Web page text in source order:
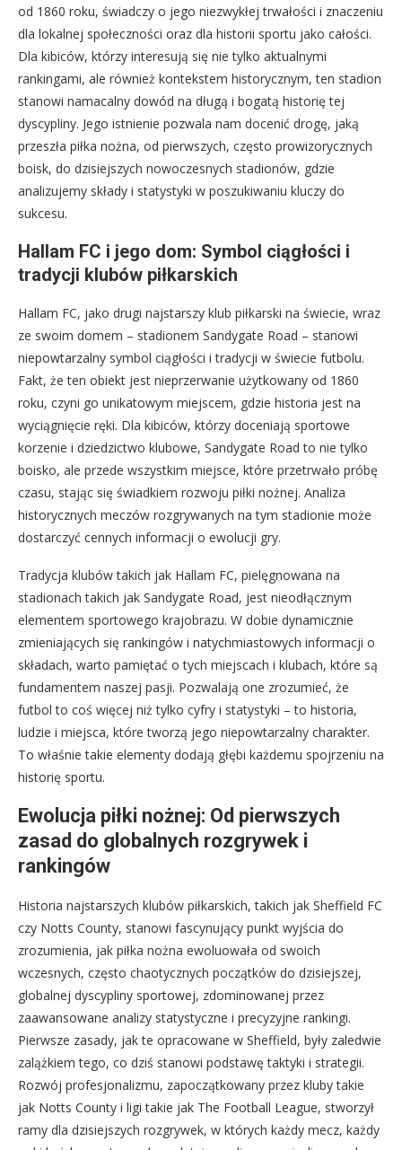
od 1860 roku, świadczy o jego niezwykłej trwałości i znaczeniu
dla lokalnej społeczności oraz dla historii sportu jako całości.
Dla kibiców, którzy interesują się nie tylko aktualnymi
rankingami, ale również kontekstem historycznym, ten stadion
stanowi namacalny dowód na długą i bogatą historię tej
dyscypliny. Jego istnienie pozwala nam docenić drogę, jaką
przeszła piłka nożna, od pierwszych, często prowizorycznych
boisk, do dzisiejszych nowoczesnych stadionów, gdzie
analizujemy składy i statystyki w poszukiwaniu kluczy do
sukcesu.
Hallam FC i jego dom: Symbol ciągłości i
tradycji klubów piłkarskich
Hallam FC, jako drugi najstarszy klub piłkarski na świecie, wraz
ze swoim domem – stadionem Sandygate Road – stanowi
niepowtarzalny symbol ciągłości i tradycji w świecie futbolu.
Fakt, że ten obiekt jest nieprzerwanie użytkowany od 1860
roku, czyni go unikatowym miejscem, gdzie historia jest na
wyciągnięcie ręki. Dla kibiców, którzy doceniają sportowe
korzenie i dziedzictwo klubowe, Sandygate Road to nie tylko
boisko, ale przede wszystkim miejsce, które przetrwało próbę
czasu, stając się świadkiem rozwoju piłki nożnej. Analiza
historycznych meczów rozgrywanych na tym stadionie może
dostarczyć cennych informacji o ewolucji gry.
Tradycja klubów takich jak Hallam FC, pielęgnowana na
stadionach takich jak Sandygate Road, jest nieodłącznym
elementem sportowego krajobrazu. W dobie dynamicznie
zmieniających się rankingów i natychmiastowych informacji o
składach, warto pamiętać o tych miejscach i klubach, które są
fundamentem naszej pasji. Pozwalają one zrozumieć, że
futbol to coś więcej niż tylko cyfry i statystyki – to historia,
ludzie i miejsca, które tworzą jego niepowtarzalny charakter.
To właśnie takie elementy dodają głębi każdemu spojrzeniu na
historię sportu.
Ewolucja piłki nożnej: Od pierwszych
zasad do globalnych rozgrywek i
rankingów
Historia najstarszych klubów piłkarskich, takich jak Sheffield FC
czy Notts County, stanowi fascynujący punkt wyjścia do
zrozumienia, jak piłka nożna ewoluowała od swoich
wczesnych, często chaotycznych początków do dzisiejszej,
globalnej dyscypliny sportowej, zdominowanej przez
zaawansowane analizy statystyczne i precyzyjne rankingi.
Pierwsze zasady, jak te opracowane w Sheffield, były zaledwie
zalążkiem tego, co dziś stanowi podstawę taktyki i strategii.
Rozwój profesjonalizmu, zapoczątkowany przez kluby takie
jak Notts County i ligi takie jak The Football League, stworzył
ramy dla dzisiejszych rozgrywek, w których każdy mecz, każdy